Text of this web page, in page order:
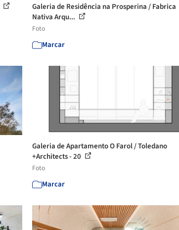
Galeria de Residência na Prosperina / Fabrica
Nativa Arqu...
Foto
Marcar
Galeria de Apartamento O Farol / Toledano
+Architects - 20
Foto
Marcar